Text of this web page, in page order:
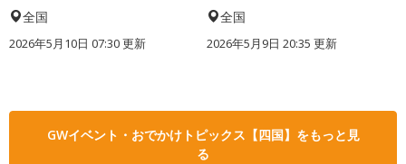
全国
2026年5月10日 07:30 更新
全国
2026年5月9日 20:35 更新
GWイベント・おでかけトピックス【四国】をもっと見
る